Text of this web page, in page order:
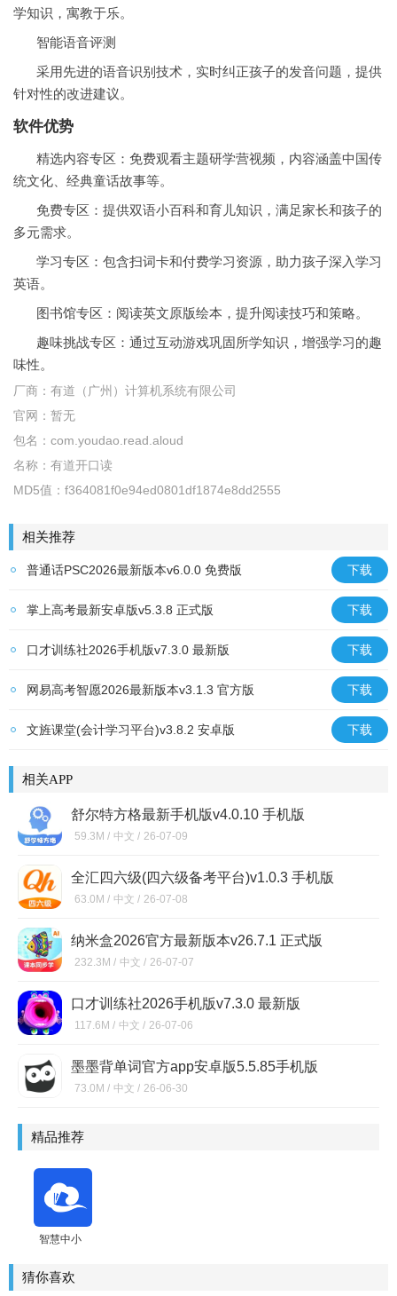
学知识，寓教于乐。
智能语音评测
采用先进的语音识别技术，实时纠正孩子的发音问题，提供
针对性的改进建议。
软件优势
精选内容专区：免费观看主题研学营视频，内容涵盖中国传
统文化、经典童话故事等。
免费专区：提供双语小百科和育儿知识，满足家长和孩子的
多元需求。
学习专区：包含扫词卡和付费学习资源，助力孩子深入学习
英语。
图书馆专区：阅读英文原版绘本，提升阅读技巧和策略。
趣味挑战专区：通过互动游戏巩固所学知识，增强学习的趣
味性。
厂商： 有道（广州）计算机系统有限公司
官网： 暂无
包名： com.youdao.read.aloud
名称： 有道开口读
MD5值： f364081f0e94ed0801df1874e8dd2555
相关推荐
普通话PSC2026最新版本v6.0.0 免费版 下载
掌上高考最新安卓版v5.3.8 正式版 下载
口才训练社2026手机版v7.3.0 最新版 下载
网易高考智愿2026最新版本v3.1.3 官方版 下载
文旌课堂(会计学习平台)v3.8.2 安卓版 下载
相关APP
舒尔特方格最新手机版v4.0.10 手机版
59.3M / 中文 / 26-07-09
全汇四六级(四六级备考平台)v1.0.3 手机版
63.0M / 中文 / 26-07-08
纳米盒2026官方最新版本v26.7.1 正式版
232.3M / 中文 / 26-07-07
口才训练社2026手机版v7.3.0 最新版
117.6M / 中文 / 26-07-06
墨墨背单词官方app安卓版5.5.85手机版
73.0M / 中文 / 26-06-30
精品推荐
智慧中小
手机版安
猜你喜欢